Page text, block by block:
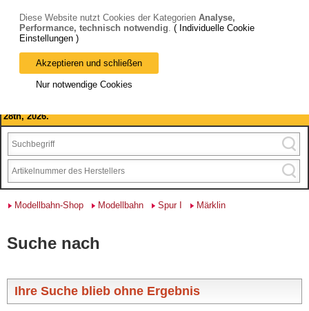
Bitte beachten Sie: wir machen Betriebsferien, vom 03. bis 28.
August 2026 haben wir geschlossen.
28th, 2026.
Modellbahn-Shop Modellbahn Spur I Märklin
Suche nach
Ihre Suche blieb ohne Ergebnis
Diese Website nutzt Cookies der Kategorien Analyse,
Performance, technisch notwendig. ( Individuelle Cookie
Einstellungen )
Akzeptieren und schließen
Nur notwendige Cookies